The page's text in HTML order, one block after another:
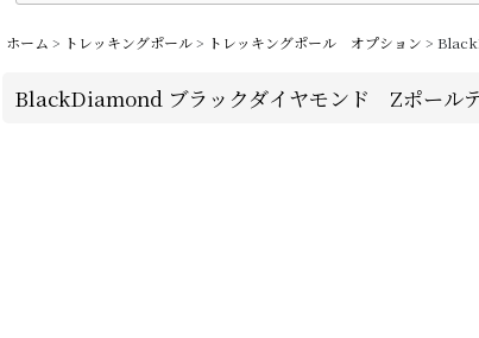
ホーム > トレッキングポール> トレッキングポール オプション >
BlackDiamond ブラックダイヤモンド Zポール